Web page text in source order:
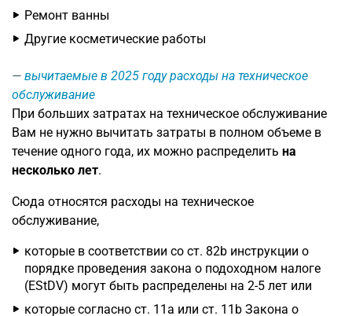
Ремонт ванны
Другие косметические работы
вычитаемые в 2025 году расходы на техническое
обслуживание
При больших затратах на техническое обслуживание
Вам не нужно вычитать затраты в полном объеме в
течение одного года, их можно распределить на
несколько лет.
Сюда относятся расходы на техническое
обслуживание,
которые в соответствии со ст. 82b инструкции о
порядке проведения закона о подоходном налоге
(EStDV) могут быть распределены на 2-5 лет или
которые согласно ст. 11a или ст. 11b Закона о